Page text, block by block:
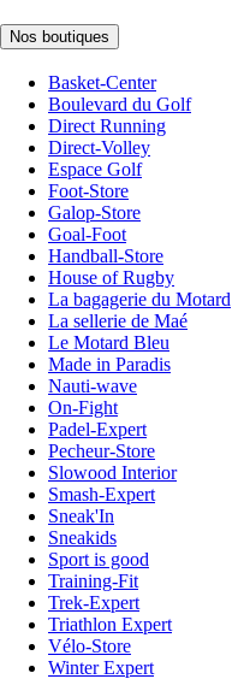
Nos boutiques
Basket-Center
Boulevard du Golf
Direct Running
Direct-Volley
Espace Golf
Foot-Store
Galop-Store
Goal-Foot
Handball-Store
House of Rugby
La bagagerie du Motard
La sellerie de Maé
Le Motard Bleu
Made in Paradis
Nauti-wave
On-Fight
Padel-Expert
Pecheur-Store
Slowood Interior
Smash-Expert
Sneak'In
Sneakids
Sport is good
Training-Fit
Trek-Expert
Triathlon Expert
Vélo-Store
Winter Expert